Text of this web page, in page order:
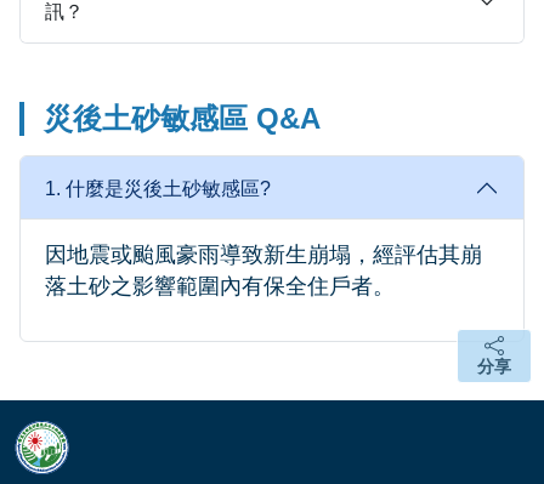
訊？
災後土砂敏感區 Q&A
1. 什麼是災後土砂敏感區?
因地震或颱風豪雨導致新生崩塌，經評估其崩
落土砂之影響範圍內有保全住戶者。
頁面頂端
分享
分享